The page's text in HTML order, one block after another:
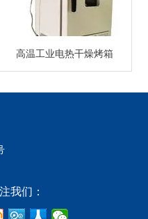
高温工业电热干燥烤箱
我们：